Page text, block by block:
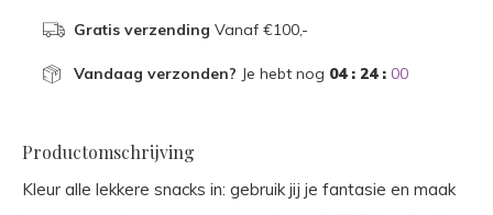
Gratis verzending Vanaf €100,-
Vandaag verzonden? Je hebt nog 04 : 24 : 00
Productomschrijving
Kleur alle lekkere snacks in: gebruik jij je fantasie en maak